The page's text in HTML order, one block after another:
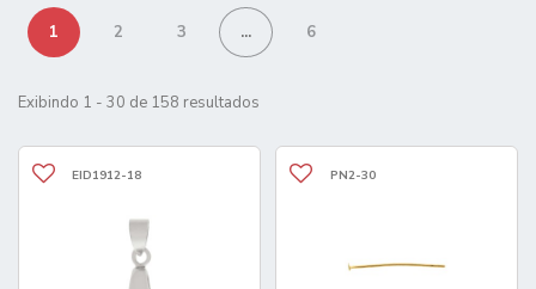
1 2 3 ... 6
Exibindo 1 - 30 de 158 resultados
EID1912-18 PN2-30